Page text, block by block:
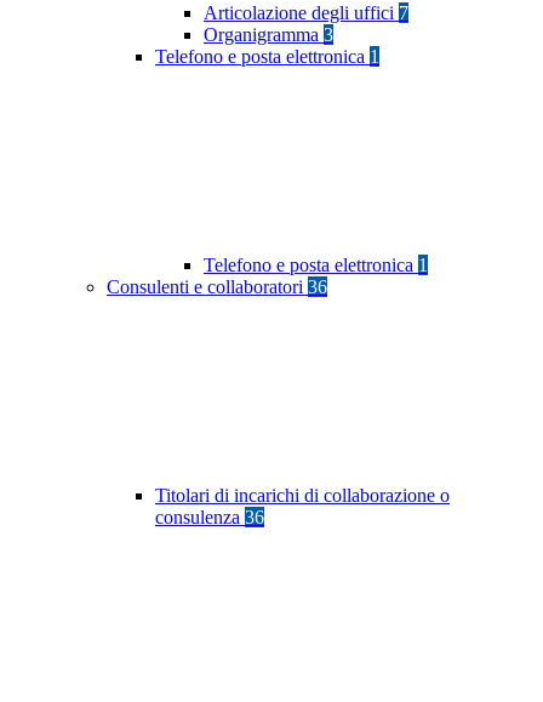
Articolazione degli uffici 7
Organigramma 3
Telefono e posta elettronica 1
Telefono e posta elettronica 1
Consulenti e collaboratori 36
Titolari di incarichi di collaborazione o
consulenza 36